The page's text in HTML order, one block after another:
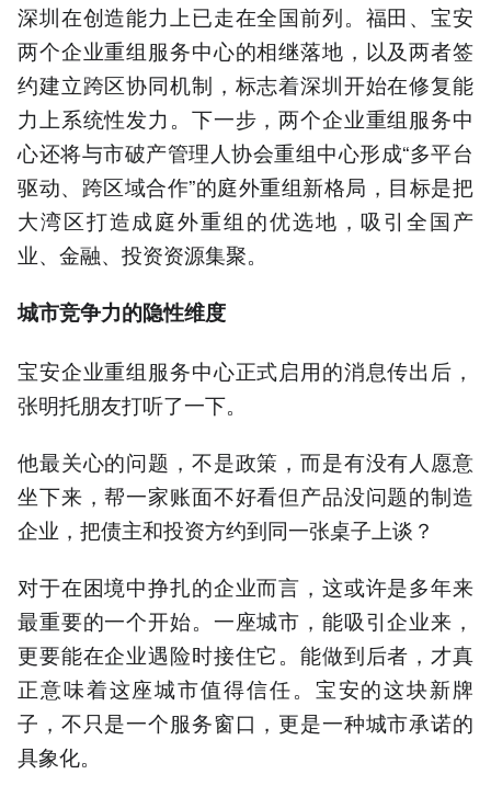
深圳在创造能力上已走在全国前列。福田、宝安
两个企业重组服务中心的相继落地，以及两者签
约建立跨区协同机制，标志着深圳开始在修复能
力上系统性发力。下一步，两个企业重组服务中
心还将与市破产管理人协会重组中心形成“多平台
驱动、跨区域合作”的庭外重组新格局，目标是把
大湾区打造成庭外重组的优选地，吸引全国产
业、金融、投资资源集聚。
城市竞争力的隐性维度
宝安企业重组服务中心正式启用的消息传出后，
张明托朋友打听了一下。
他最关心的问题，不是政策，而是有没有人愿意
坐下来，帮一家账面不好看但产品没问题的制造
企业，把债主和投资方约到同一张桌子上谈？
对于在困境中挣扎的企业而言，这或许是多年来
最重要的一个开始。一座城市，能吸引企业来，
更要能在企业遇险时接住它。能做到后者，才真
正意味着这座城市值得信任。宝安的这块新牌
子，不只是一个服务窗口，更是一种城市承诺的
具象化。